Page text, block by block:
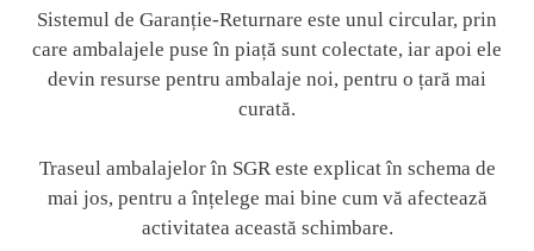
Sistemul de Garanție-Returnare este unul circular, prin
care ambalajele puse în piață sunt colectate, iar apoi ele
devin resurse pentru ambalaje noi, pentru o țară mai
curată.
Traseul ambalajelor în SGR este explicat în schema de
mai jos, pentru a înțelege mai bine cum vă afectează
activitatea această schimbare.